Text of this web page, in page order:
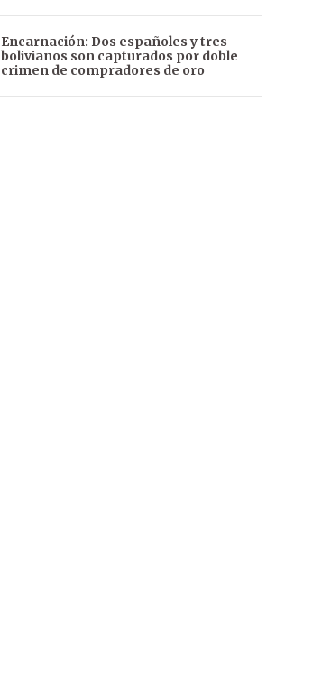
Encarnación: Dos españoles y tres
bolivianos son capturados por doble
crimen de compradores de oro